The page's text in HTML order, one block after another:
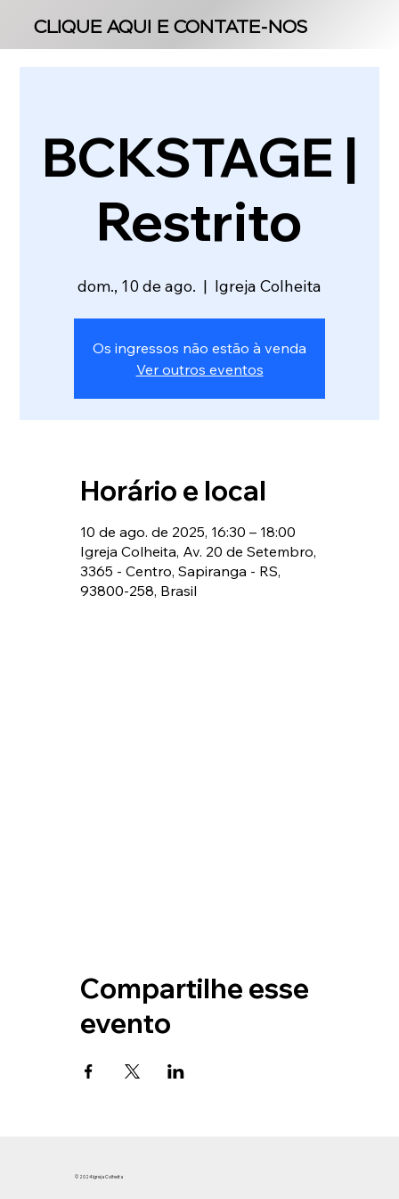
CLIQUE AQUI E CONTATE-NOS
CLIQUE AQUI E CONTATE-NOS
BCKSTAGE |
Restrito
dom., 10 de ago.
  |
Igreja Colheita
Os ingressos não estão à venda
Ver outros eventos
Horário e local
10 de ago. de 2025, 16:30 – 18:00
Igreja Colheita, Av. 20 de Setembro,
3365 - Centro, Sapiranga - RS,
93800-258, Brasil
Compartilhe esse
evento
© 2024 Igreja Colheita